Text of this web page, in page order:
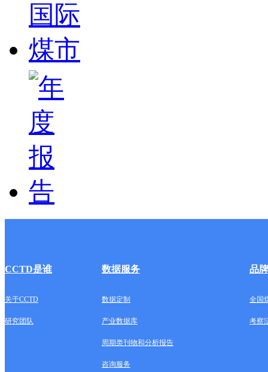
CCTD是谁 数据服务 品
关于CCTD 数据定制 全国
研究团队 产业数据库 考察
周期类刊物和分析报告
咨询服务